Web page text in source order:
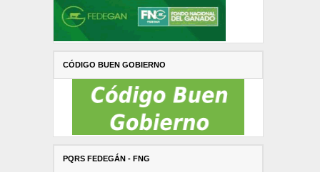
CÓDIGO BUEN GOBIERNO
PQRS FEDEGÁN - FNG